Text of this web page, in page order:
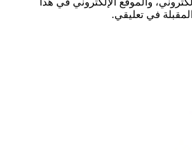
في تعليقي.